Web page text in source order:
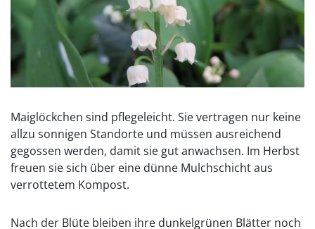
Maiglöckchen sind pflegeleicht. Sie vertragen nur keine
allzu sonnigen Standorte und müssen ausreichend
gegossen werden, damit sie gut anwachsen. Im Herbst
freuen sie sich über eine dünne Mulchschicht aus
verrottetem Kompost.
Nach der Blüte bleiben ihre dunkelgrünen Blätter noch